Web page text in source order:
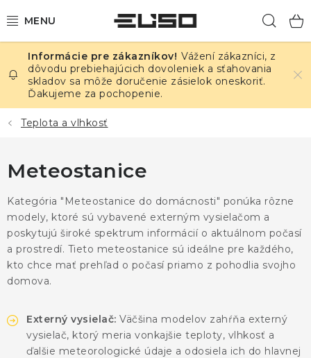
na
ELEKTRINA
TEPLOTA A VLHKOSŤ
TLAK A ÚNIKY
ZÁZNAMNÍKY
KALIBRÁCIA
TLAČ DPS
OSTATNÉ
BLOG
Vážení zákazníci, z
dôvodu prebiehajúcich dovoleniek a sťahovania
skladov sa môže doručenie zásielok oneskoriť.
Ďakujeme za pochopenie.
Teplota a vlhkosť
Meteostanice
Kategória "Meteostanice do domácnosti" ponúka rôzne
modely, ktoré sú vybavené externým vysielačom a
poskytujú široké spektrum informácií o aktuálnom počasí
a prostredí. Tieto meteostanice sú ideálne pre každého,
kto chce mať prehľad o počasí priamo z pohodlia svojho
domova.
Externý vysielač: Väčšina modelov zahŕňa externý
vysielač, ktorý meria vonkajšie teploty, vlhkosť a
ďalšie meteorologické údaje a odosiela ich do hlavnej